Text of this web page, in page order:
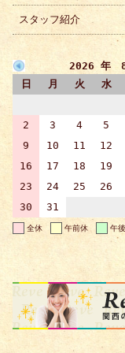
スタッフ紹介
2026 年
日
月 火 水
2
3 4 5
9
10 11 12
16
17 18 19
23
24 25 26
30
31
全休 午前休 午